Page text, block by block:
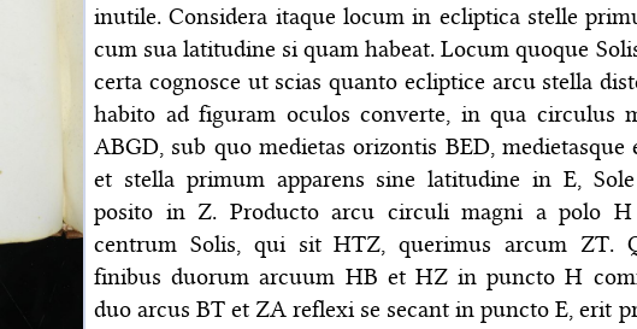
inutile. Considera itaque locum in ecliptica stelle
cum sua latitudine si quam habeat. Locum quoque
certa cognosce ut scias quanto ecliptice arcu stella
habito ad figuram oculos converte, in qua circulus
ABGD, sub quo medietas orizontis BED, medietasque
et stella primum apparens sine latitudine in E,
posito in Z. Producto arcu circuli magni a polo H
centrum Solis, qui sit HTZ, querimus arcum ZT.
finibus duorum arcuum HB et HZ in puncto H
duo arcus BT et ZA reflexi se secant in puncto E, erit